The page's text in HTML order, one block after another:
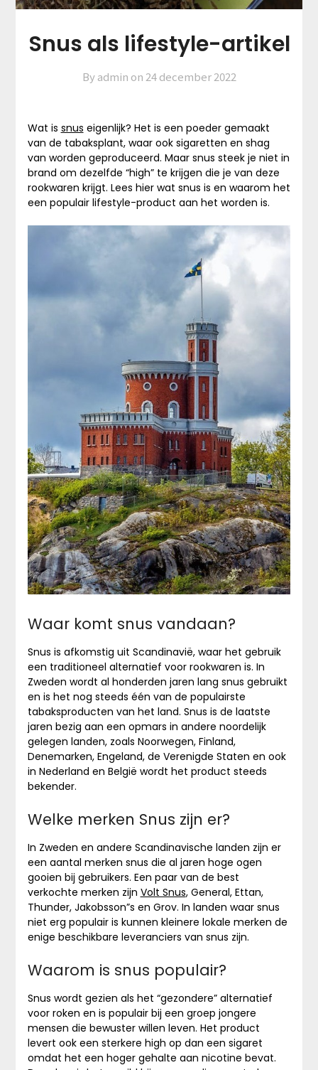
Snus als lifestyle-artikel
By admin on 24 december 2022
Wat is snus eigenlijk? Het is een poeder gemaakt
van de tabaksplant, waar ook sigaretten en shag
van worden geproduceerd. Maar snus steek je niet in
brand om dezelfde “high” te krijgen die je van deze
rookwaren krijgt. Lees hier wat snus is en waarom het
een populair lifestyle-product aan het worden is.
Waar komt snus vandaan?
Snus is afkomstig uit Scandinavië, waar het gebruik
een traditioneel alternatief voor rookwaren is. In
Zweden wordt al honderden jaren lang snus gebruikt
en is het nog steeds één van de populairste
tabaksproducten van het land. Snus is de laatste
jaren bezig aan een opmars in andere noordelijk
gelegen landen, zoals Noorwegen, Finland,
Denemarken, Engeland, de Verenigde Staten en ook
in Nederland en België wordt het product steeds
bekender.
Welke merken Snus zijn er?
In Zweden en andere Scandinavische landen zijn er
een aantal merken snus die al jaren hoge ogen
gooien bij gebruikers. Een paar van de best
verkochte merken zijn Volt Snus, General, Ettan,
Thunder, Jakobsson”s en Grov. In landen waar snus
niet erg populair is kunnen kleinere lokale merken de
enige beschikbare leveranciers van snus zijn.
Waarom is snus populair?
Snus wordt gezien als het “gezondere” alternatief
voor roken en is populair bij een groep jongere
mensen die bewuster willen leven. Het product
levert ook een sterkere high op dan een sigaret
omdat het een hoger gehalte aan nicotine bevat.